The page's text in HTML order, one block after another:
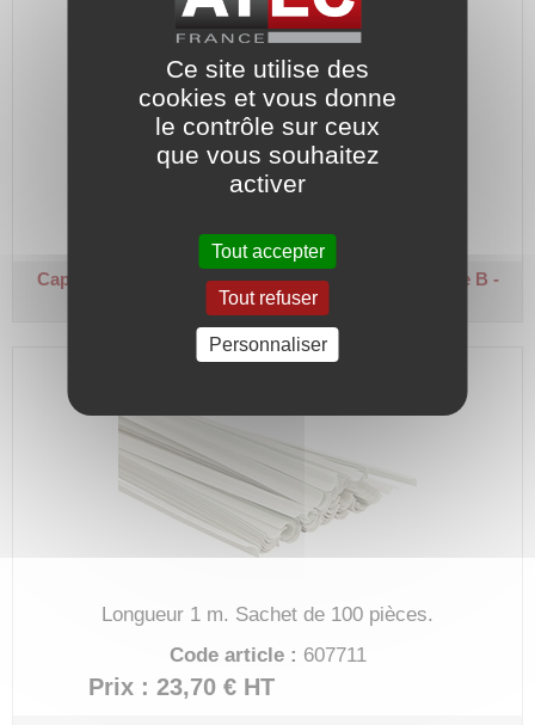
Longueur 1 m.Sachet de 100 pièces.
Prix : 22,60 €HT
Capote d'encoche demi ronde - POLYESTER
Classe B -
Largeur 15 mm
Longueur 1 m. Sachet de 100 pièces.
Code article : 607711
Prix : 23,70 € HT
Ce site utilise des
cookies et vous donne
le contrôle sur ceux
que vous souhaitez
activer
Tout accepter
Tout refuser
Personnaliser